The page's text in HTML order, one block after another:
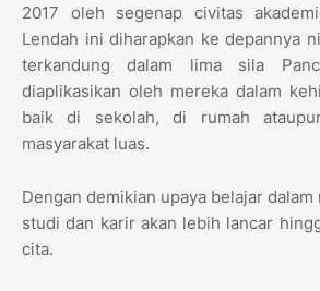
2017 oleh segenap civitas
Lendah ini diharapkan ke depannya
terkandung dalam lima sila
diaplikasikan oleh mereka dalam
baik di sekolah, di rumah
masyarakat luas.
Dengan demikian upaya belajar
studi dan karir akan lebih lancar
cita.